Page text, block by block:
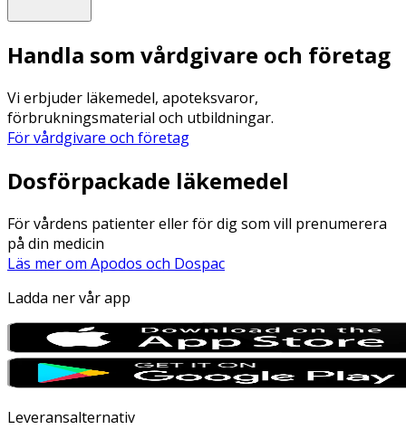
Handla som vårdgivare och företag
Vi erbjuder läkemedel, apoteksvaror,
förbrukningsmaterial och utbildningar.
För vårdgivare och företag
Dosförpackade läkemedel
För vårdens patienter eller för dig som vill prenumerera
på din medicin
Läs mer om Apodos och Dospac
Ladda ner vår app
Leveransalternativ